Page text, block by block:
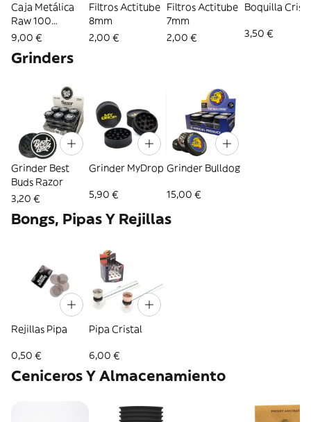
Caja Metálica
Raw 100
PreRolled Tips
9,00 €
Filtros Actitube
8mm
2,00 €
Filtros Actitube
7mm
2,00 €
Boquilla
3,50 €
Grinders
Grinder Best
Buds Razor
3,20 €
Grinder MyDrop
5,90 €
Grinder Bulldog
15,00 €
Bongs, Pipas Y Rejillas
Rejillas Pipa
0,50 €
Pipa Cristal
6,00 €
Ceniceros Y Almacenamiento